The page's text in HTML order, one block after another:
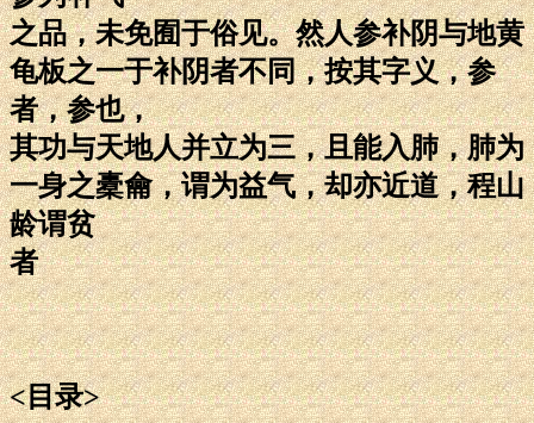
之品，未免囿于俗见。然人参补阴与地黄
龟板之一于补阴者不同，按其字义，参
者，参也，
其功与天地人并立为三，且能入肺，肺为
一身之橐龠，谓为益气，却亦近道，程山
龄谓贫
者
<目录>